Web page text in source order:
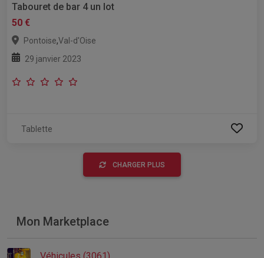
Tabouret de bar 4 un lot
50 €
Pontoise,Val-d'Oise
29 janvier 2023
Tablette
CHARGER PLUS
Mon Marketplace